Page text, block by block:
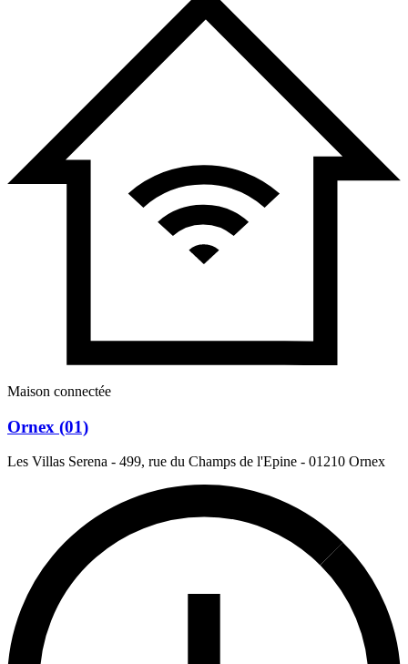
Maison connectée
Ornex (01)
Les Villas Serena - 499, rue du Champs de l'Epine - 01210 Ornex